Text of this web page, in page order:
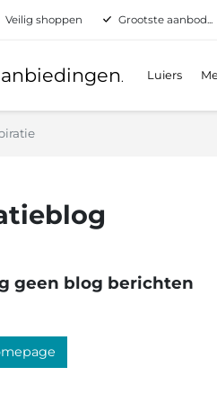
Veilig shoppen Grootste aanbod...
. Luiers
geen blog berichten